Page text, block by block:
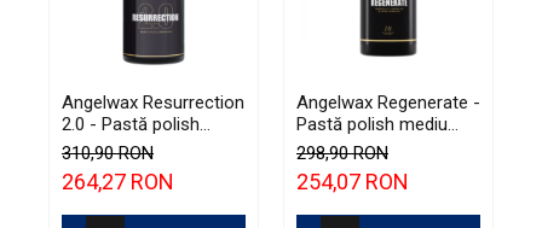
Angelwax Resurrection
2.0 - Pastă polish
abrazivă (Heavy Cut,
310,90 RON
264,27 RON
Angelwax Regenerate -
Pastă polish mediu
abrazivă şi One Step
(Medium Cut, 1L)
298,90 RON
254,07 RON